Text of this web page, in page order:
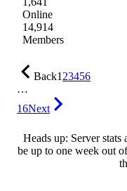
Online
14,914
Members
Back123456
…
16Next
Heads up: Server
be up to one week out